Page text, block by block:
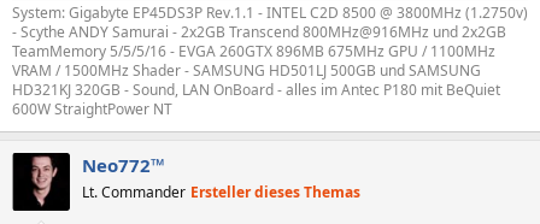
System: Gigabyte EP45DS3P Rev.1.1 - INTEL C2D 8500 @ 3800MHz (1.2750v)
- Scythe ANDY Samurai - 2x2GB Transcend 800MHz@916MHz und 2x2GB
TeamMemory 5/5/5/16 - EVGA 260GTX 896MB 675MHz GPU / 1100MHz
VRAM / 1500MHz Shader - SAMSUNG HD501LJ 500GB und SAMSUNG
HD321KJ 320GB - Sound, LAN OnBoard - alles im Antec P180 mit BeQuiet
600W StraightPower NT
Neo772™
Lt. Commander Ersteller dieses Themas